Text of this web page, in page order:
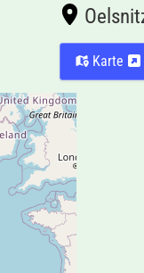
Karte